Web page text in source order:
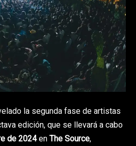
la segunda fase de artistas
edición, que se llevará a cabo
de 2024enThe Source,